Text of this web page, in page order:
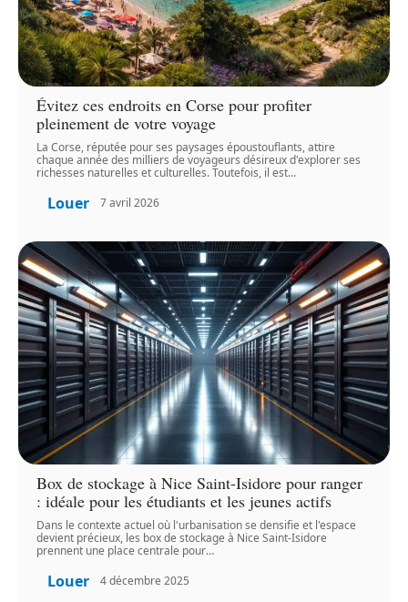
Évitez ces endroits en Corse pour profiter
pleinement de votre voyage
La Corse, réputée pour ses paysages époustouflants, attire
chaque année des milliers de voyageurs désireux d'explorer ses
richesses naturelles et culturelles. Toutefois, il est…
Louer 7 avril 2026
Box de stockage à Nice Saint-Isidore pour ranger
: idéale pour les étudiants et les jeunes actifs
Dans le contexte actuel où l'urbanisation se densifie et l'espace
devient précieux, les box de stockage à Nice Saint-Isidore
prennent une place centrale pour…
Louer 4 décembre 2025